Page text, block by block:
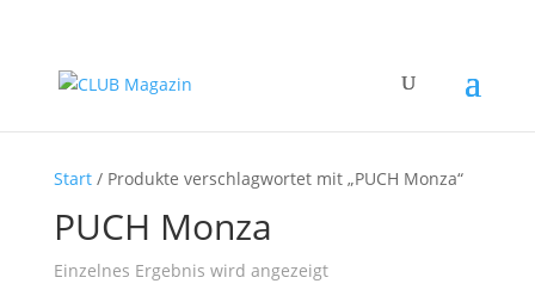
Start/ Produkte verschlagwortet mit „PUCH Monza“
PUCH Monza
Einzelnes Ergebnis wird angezeigt